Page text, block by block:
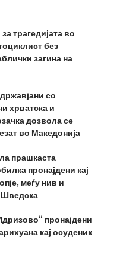
трагедијата во
без
загина на
со
хрватска и
дозвола се
во Македонија
прашкаста
пронајдени кај
меѓу нив и
Шведска
пронајдени
кај осуденик